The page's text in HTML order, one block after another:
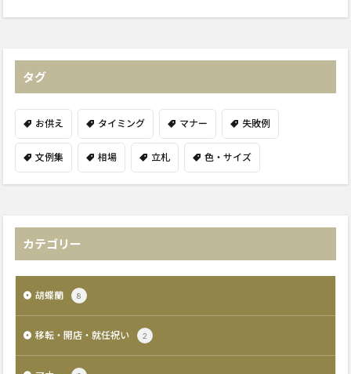
タグ
お供え タイミング マナー 失敗例
文例集 相場 立札 色・サイズ
カテゴリー
胡蝶蘭 8
移転・開店・就任祝い 2